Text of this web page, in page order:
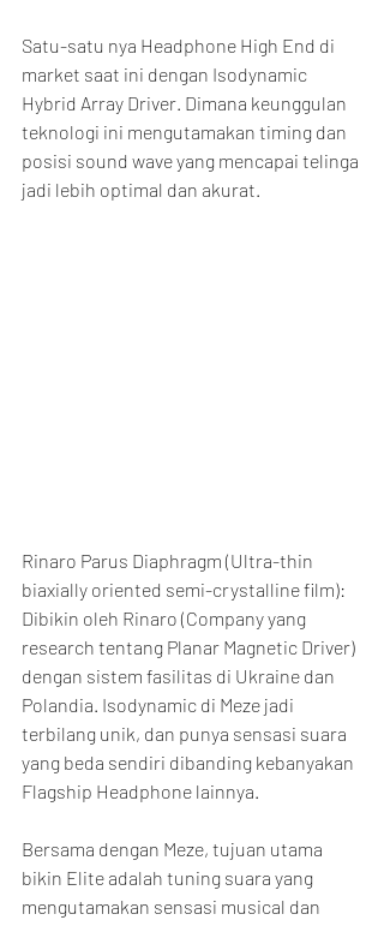
Satu-satu nya Headphone High End di
market saat ini dengan Isodynamic
Hybrid Array Driver. Dimana keunggulan
teknologi ini mengutamakan timing dan
posisi sound wave yang mencapai telinga
jadi lebih optimal dan akurat.
Rinaro Parus Diaphragm (Ultra-thin
biaxially oriented semi-crystalline film):
Dibikin oleh Rinaro (Company yang
research tentang Planar Magnetic Driver)
dengan sistem fasilitas di Ukraine dan
Polandia. Isodynamic di Meze jadi
terbilang unik, dan punya sensasi suara
yang beda sendiri dibanding kebanyakan
Flagship Headphone lainnya.
Bersama dengan Meze, tujuan utama
bikin Elite adalah tuning suara yang
mengutamakan sensasi musical dan